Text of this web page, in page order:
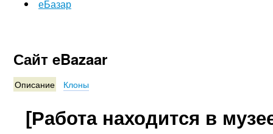
еБазар
Сайт eBazaar
Описание Клоны
[Работа находится в